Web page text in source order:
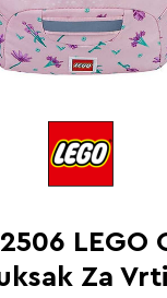
LEGO
Za